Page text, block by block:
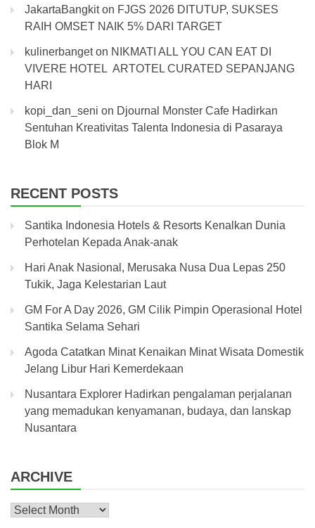
JakartaBangkiton FJGS 2026 DITUTUP, SUKSES
RAIH OMSET NAIK 5% DARI TARGET
kulinerbangeton NIKMATI ALL YOU CAN EAT DI
VIVERE HOTEL ARTOTEL CURATED SEPANJANG
HARI
kopi_dan_seni on Djournal Monster Cafe Hadirkan
Sentuhan Kreativitas Talenta Indonesia di Pasaraya
Blok M
RECENT POSTS
Santika Indonesia Hotels & Resorts Kenalkan Dunia
Perhotelan Kepada Anak-anak
Hari Anak Nasional, Merusaka Nusa Dua Lepas 250
Tukik, Jaga Kelestarian Laut
GM For A Day 2026, GM Cilik Pimpin Operasional Hotel
Santika Selama Sehari
Agoda Catatkan Minat Kenaikan Minat Wisata Domestik
Jelang Libur Hari Kemerdekaan
Nusantara Explorer Hadirkan pengalaman perjalanan
yang memadukan kenyamanan, budaya, dan lanskap
Nusantara
ARCHIVE
Archive